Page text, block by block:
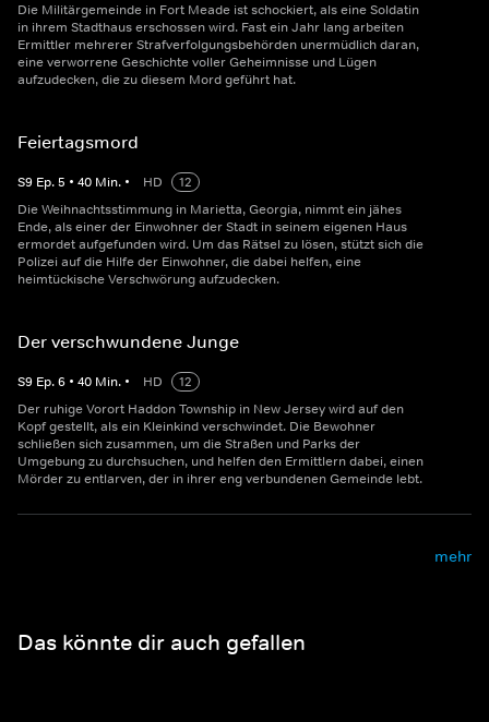
Die Militärgemeinde in Fort Meade ist schockiert, als eine Soldatin
in ihrem Stadthaus erschossen wird. Fast ein Jahr lang arbeiten
Ermittler mehrerer Strafverfolgungsbehörden unermüdlich daran,
eine verworrene Geschichte voller Geheimnisse und Lügen
aufzudecken, die zu diesem Mord geführt hat.
Feiertagsmord
S9 Ep.5 • 40 Min. • HD
12
Die Weihnachtsstimmung in Marietta, Georgia, nimmt ein jähes
Ende, als einer der Einwohner der Stadt in seinem eigenen Haus
ermordet aufgefunden wird. Um das Rätsel zu lösen, stützt sich die
Polizei auf die Hilfe der Einwohner, die dabei helfen, eine
heimtückische Verschwörung aufzudecken.
Der verschwundene Junge
S9 Ep.6 • 40 Min. • HD
12
Der ruhige Vorort Haddon Township in New Jersey wird auf den
Kopf gestellt, als ein Kleinkind verschwindet. Die Bewohner
schließen sich zusammen, um die Straßen und Parks der
Umgebung zu durchsuchen, und helfen den Ermittlern dabei, einen
Mörder zu entlarven, der in ihrer eng verbundenen Gemeinde lebt.
mehr
Das könnte dir auch gefallen